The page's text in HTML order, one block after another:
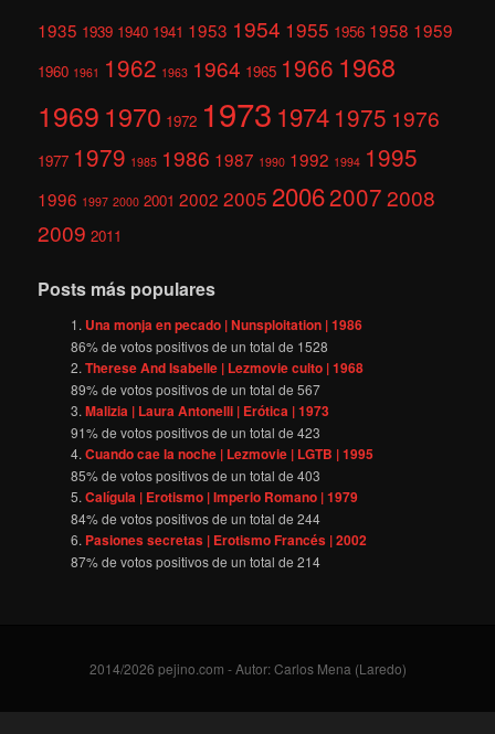
1935 1939 1940 1941 1953 1954 1955 1956 1958 1959
1960 1961 1962 1963 1964 1965 1966 1968
1969 1970 1972 1973 1974 1975 1976
1977 1979 1985 1986 1987 1990 1992 1994 1995
1996 1997 2000 2001 2002 2005 200620072008
2009 2011
Posts más populares
Una monja en pecado | Nunsploitation | 1986
86% de votos positivos de un total de 1528
Therese And Isabelle | Lezmovie culto | 1968
89% de votos positivos de un total de567
Malizia | Laura Antonelli | Erótica | 1973
91% de votos positivos de un total de423
Cuando cae la noche | Lezmovie | LGTB | 1995
85% de votos positivos de un total de403
Calígula | Erotismo | Imperio Romano | 1979
84% de votos positivos de un total de244
Pasiones secretas | Erotismo Francés | 2002
87% de votos positivos de un total de214
2014/2026 pejino.com - Autor: Carlos Mena (Laredo)